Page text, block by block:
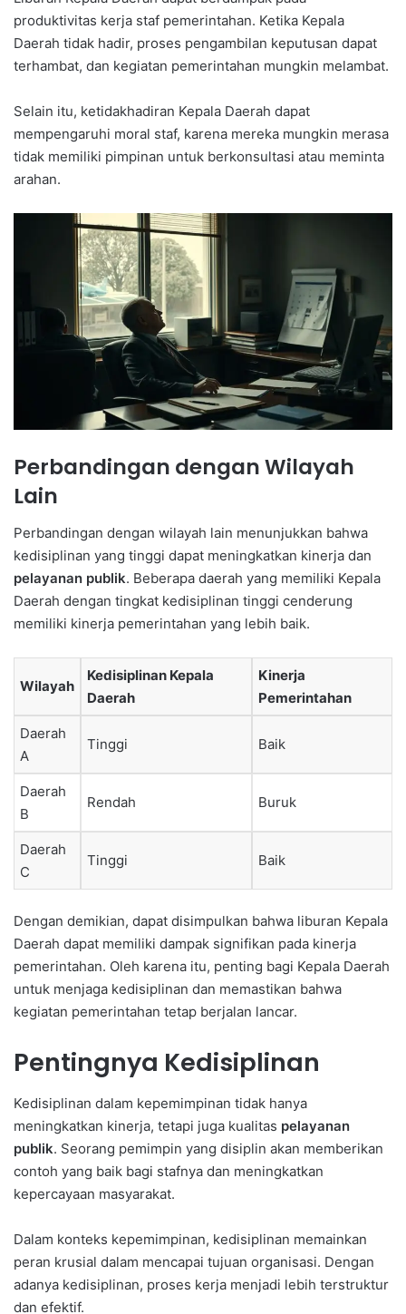
produktivitas kerja staf pemerintahan. Ketika Kepala
Daerah tidak hadir, proses pengambilan keputusan dapat
terhambat, dan kegiatan pemerintahan mungkin melambat.
Selain itu, ketidakhadiran Kepala Daerah dapat
mempengaruhi moral staf, karena mereka mungkin merasa
tidak memiliki pimpinan untuk berkonsultasi atau meminta
arahan.
Perbandingan dengan Wilayah
Lain
Perbandingan dengan wilayah lain menunjukkan bahwa
kedisiplinan yang tinggi dapat meningkatkan kinerja dan
pelayanan publik. Beberapa daerah yang memiliki Kepala
Daerah dengan tingkat kedisiplinan tinggi cenderung
memiliki kinerja pemerintahan yang lebih baik.
Wilayah
Kedisiplinan Kepala
Daerah
Kinerja
Pemerintahan
Daerah
A
Tinggi Baik
Daerah
B
Rendah Buruk
Daerah
C
Tinggi Baik
Dengan demikian, dapat disimpulkan bahwa liburan Kepala
Daerah dapat memiliki dampak signifikan pada kinerja
pemerintahan. Oleh karena itu, penting bagi Kepala Daerah
untuk menjaga kedisiplinan dan memastikan bahwa
kegiatan pemerintahan tetap berjalan lancar.
Pentingnya Kedisiplinan
Kedisiplinan dalam kepemimpinan tidak hanya
meningkatkan kinerja, tetapi juga kualitas pelayanan
publik. Seorang pemimpin yang disiplin akan memberikan
contoh yang baik bagi stafnya dan meningkatkan
kepercayaan masyarakat.
Dalam konteks kepemimpinan, kedisiplinan memainkan
peran krusial dalam mencapai tujuan organisasi. Dengan
adanya kedisiplinan, proses kerja menjadi lebih terstruktur
dan efektif.